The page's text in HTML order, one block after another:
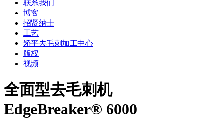
联系我们
博客
招贤纳士
工艺
矫平去毛刺加工中心
版权
视频
全面型去毛刺机
EdgeBreaker® 6000